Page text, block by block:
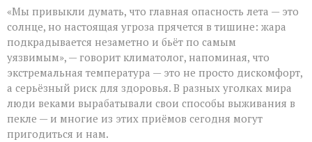
не
просит
разрешения — она
просто
приходит»
«Мы привыкли думать, что главная опасность лета — это
солнце, но настоящая угроза прячется в тишине: жара
подкрадывается незаметно и бьёт по самым
уязвимым», — говорит климатолог, напоминая, что
экстремальная температура — это не просто дискомфорт,
а серьёзный риск для здоровья. В разных уголках мира
люди веками вырабатывали свои способы выживания в
пекле — и многие из этих приёмов сегодня могут
пригодиться и нам.